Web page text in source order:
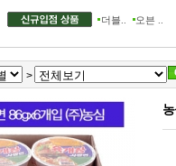
더블.. 오븐 ..
>